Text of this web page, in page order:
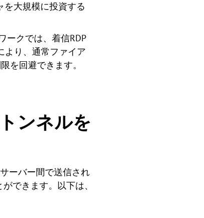
大規模に投資する
ークでは、着信RDP
より、通常ファイア
を回避できます。
ンネルを
ーバー間で送信され
できます。以下は、